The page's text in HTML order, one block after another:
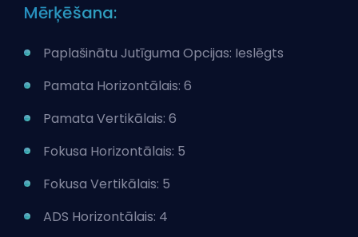
Mērķēšana:
Paplašinātu Jutīguma Opcijas: Ieslēgts
Pamata Horizontālais: 6
Pamata Vertikālais: 6
Fokusa Horizontālais: 5
Fokusa Vertikālais: 5
ADS Horizontālais: 4